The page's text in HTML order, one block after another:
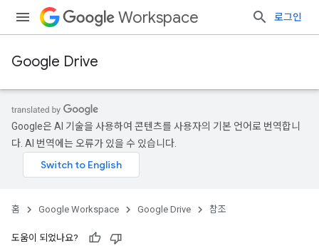
Workspace 로그인
Google Drive
Google은 AI 기술을 사용하여 콘텐츠를 사용자의 기본 언어로 번역합니
다. AI 번역에는 오류가 있을 수 있습니다.
홈 Google Workspace Google Drive 참조
도움이 되었나요?